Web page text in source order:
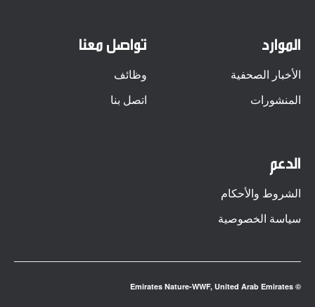
الموارد
الأخبار الصحفية
المنشورات
تواصل معنا
وظائف
اتصل بنا
الدعم
الشروط والأحكام
سياسة الخصوصية
© Emirates Nature-WWF, United Arab Emirates